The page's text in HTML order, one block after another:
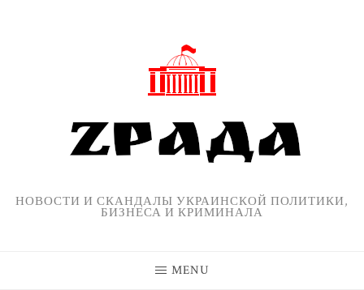
НОВОСТИ И СКАНДАЛЫ УКРАИНСКОЙ ПОЛИТИКИ,
БИЗНЕСА И КРИМИНАЛА
MENU